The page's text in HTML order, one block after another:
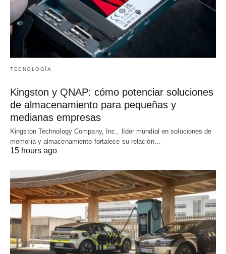
TECNOLOGÍA
Kingston y QNAP: cómo potenciar soluciones
de almacenamiento para pequeñas y
medianas empresas
Kingston Technology Company, Inc., líder mundial en soluciones de
memoria y almacenamiento fortalece su relación…
15 hours ago